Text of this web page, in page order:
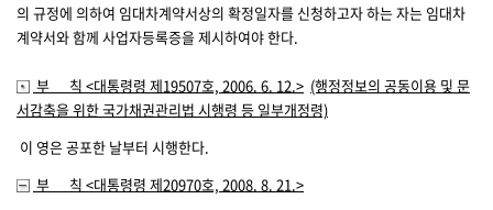
의 규정에 의하여 임대차계약서상의 확정일자를 신청하고자 하는 자는 임대차
계약서와 함께 사업자등록증을 제시하여야 한다.
부 칙 <대통령령 제19507호, 2006. 6. 12.> (행정정보의 공동이용 및 문
서감축을 위한 국가채권관리법 시행령 등 일부개정령)
이 영은 공포한 날부터 시행한다.
부 칙 <대통령령 제20970호, 2008. 8. 21.>